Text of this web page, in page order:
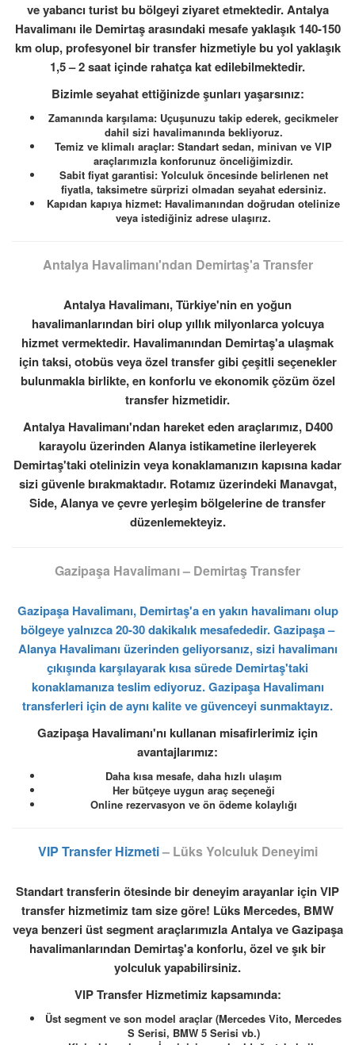
ve yabancı turist bu bölgeyi ziyaret etmektedir. Antalya
Havalimanı ile Demirtaş arasındaki mesafe yaklaşık 140-150
km olup, profesyonel bir transfer hizmetiyle bu yol yaklaşık
1,5 – 2 saat içinde rahatça kat edilebilmektedir.
Bizimle seyahat ettiğinizde şunları yaşarsınız:
Zamanında karşılama: Uçuşunuzu takip ederek, gecikmeler
dahil sizi havalimanında bekliyoruz.
Temiz ve klimalı araçlar: Standart sedan, minivan ve VIP
araçlarımızla konforunuz önceliğimizdir.
Sabit fiyat garantisi: Yolculuk öncesinde belirlenen net
fiyatla, taksimetre sürprizi olmadan seyahat edersiniz.
Kapıdan kapıya hizmet: Havalimanından doğrudan otelinize
veya istediğiniz adrese ulaşırız.
Antalya Havalimanı'ndan Demirtaş'a Transfer
Antalya Havalimanı, Türkiye'nin en yoğun
havalimanlarından biri olup yıllık milyonlarca yolcuya
hizmet vermektedir. Havalimanından Demirtaş'a ulaşmak
için taksi, otobüs veya özel transfer gibi çeşitli seçenekler
bulunmakla birlikte, en konforlu ve ekonomik çözüm özel
transfer hizmetidir.
Antalya Havalimanı'ndan hareket eden araçlarımız, D400
karayolu üzerinden Alanya istikametine ilerleyerek
Demirtaş'taki otelinizin veya konaklamanızın kapısına kadar
sizi güvenle bırakmaktadır. Rotamız üzerindeki Manavgat,
Side, Alanya ve çevre yerleşim bölgelerine de transfer
düzenlemekteyiz.
Gazipaşa Havalimanı – Demirtaş Transfer
Gazipaşa Havalimanı, Demirtaş'a en yakın havalimanı olup
bölgeye yalnızca 20-30 dakikalık mesafededir. Gazipaşa –
Alanya Havalimanı üzerinden geliyorsanız, sizi havalimanı
çıkışında karşılayarak kısa sürede Demirtaş'taki
konaklamanıza teslim ediyoruz. Gazipaşa Havalimanı
transferleri için de aynı kalite ve güvenceyi sunmaktayız.
Gazipaşa Havalimanı'nı kullanan misafirlerimiz için
avantajlarımız:
Daha kısa mesafe, daha hızlı ulaşım
Her bütçeye uygun araç seçeneği
Online rezervasyon ve ön ödeme kolaylığı
VIP Transfer Hizmeti– Lüks Yolculuk Deneyimi
Standart transferin ötesinde bir deneyim arayanlar için VIP
transfer hizmetimiz tam size göre! Lüks Mercedes, BMW
veya benzeri üst segment araçlarımızla Antalya ve Gazipaşa
havalimanlarından Demirtaş'a konforlu, özel ve şık bir
yolculuk yapabilirsiniz.
VIP Transfer Hizmetimiz kapsamında:
Üst segment ve son model araçlar (Mercedes Vito, Mercedes
S Serisi, BMW 5 Serisi vb.)